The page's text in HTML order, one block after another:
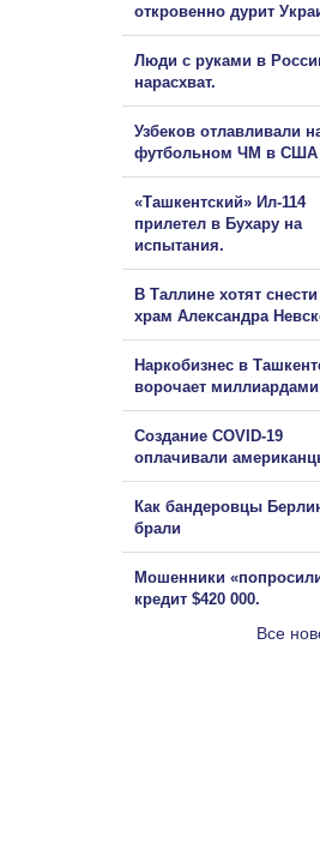
откровенно дурит
Люди с руками в
нарасхват.
Узбеков отлавливали
футбольном ЧМ в США
«Ташкентский» Ил-114
прилетел в Бухару на
испытания.
В Таллине хотят снести
храм Александра
Наркобизнес в
ворочает миллиардами
Создание COVID-19
оплачивали
Как бандеровцы
брали
Мошенники
кредит $420 000.
Все